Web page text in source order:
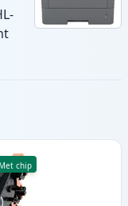
.
Met chip